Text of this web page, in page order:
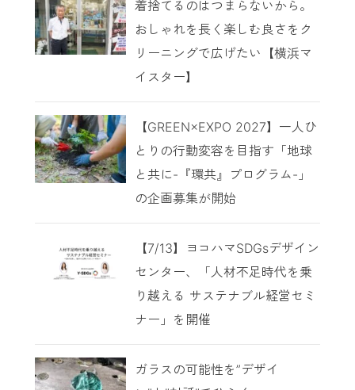
着捨てるのはつまらないから。
おしゃれを長く楽しむ良さをク
リーニングで広げたい【横浜マ
イスター】
【GREEN×EXPO 2027】一人ひ
とりの行動変容を目指す「地球
と共に-『環共』プログラム-」
の企画募集が開始
【7/13】ヨコハマSDGsデザイン
センター、「人材不足時代を乗
り越える サステナブル経営セミ
ナー」を開催
ガラスの可能性を”デザイ